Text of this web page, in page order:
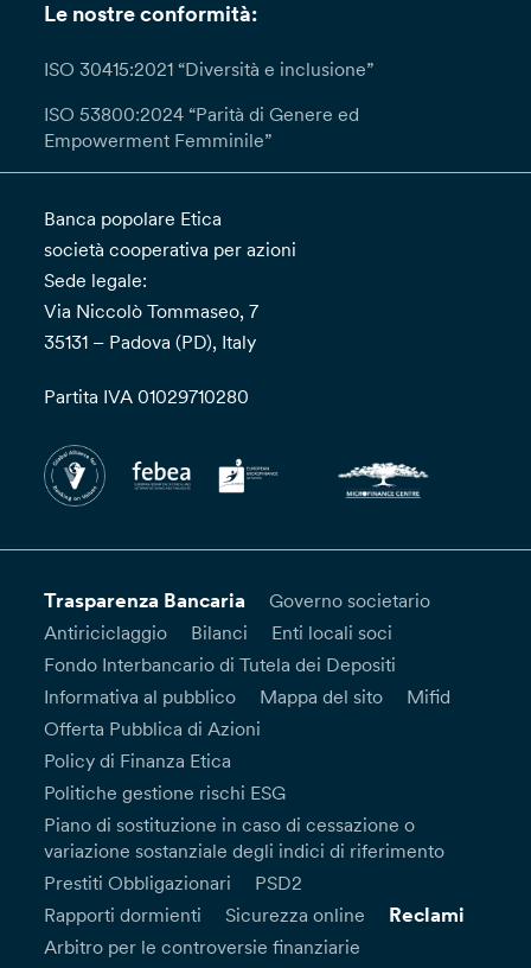
Le nostre conformità:
ISO 30415:2021 “Diversità e inclusione”
ISO 53800:2024 “Parità di Genere ed
Empowerment Femminile”
Banca popolare Etica
società cooperativa per azioni
Sede legale:
Via Niccolò Tommaseo, 7
35131 – Padova (PD), Italy
Partita IVA 01029710280
Trasparenza Bancaria
Governo societario
Antiriciclaggio
Bilanci
Enti locali soci
Fondo Interbancario di Tutela dei Depositi
Informativa al pubblico
Mappa del sito
Mifid
Offerta Pubblica di Azioni
Policy di Finanza Etica
Politiche gestione rischi ESG
Piano di sostituzione in caso di cessazione o
variazione sostanziale degli indici di riferimento
Prestiti Obbligazionari
PSD2
Rapporti dormienti
Sicurezza online Reclami
Arbitro per le controversie finanziarie